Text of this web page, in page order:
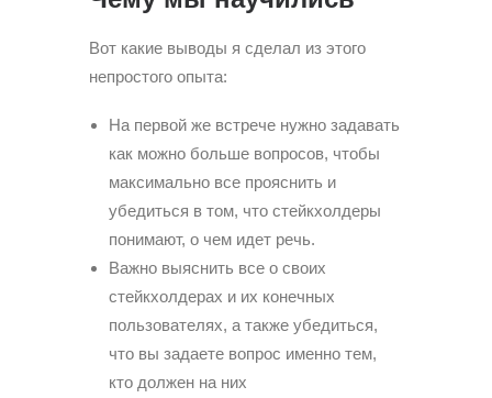
Вот какие выводы я сделал из этого
непростого опыта:
На первой же встрече нужно задавать
как можно больше вопросов, чтобы
максимально все прояснить и
убедиться в том, что стейкхолдеры
понимают, о чем идет речь.
Важно выяснить все о своих
стейкхолдерах и их конечных
пользователях, а также убедиться,
что вы задаете вопрос именно тем,
кто должен на них